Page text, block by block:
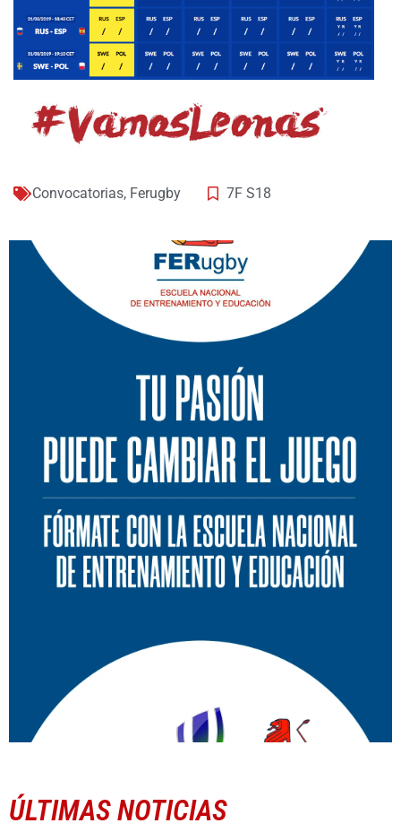
Convocatorias, Ferugby 7F S18
ÚLTIMAS NOTICIAS